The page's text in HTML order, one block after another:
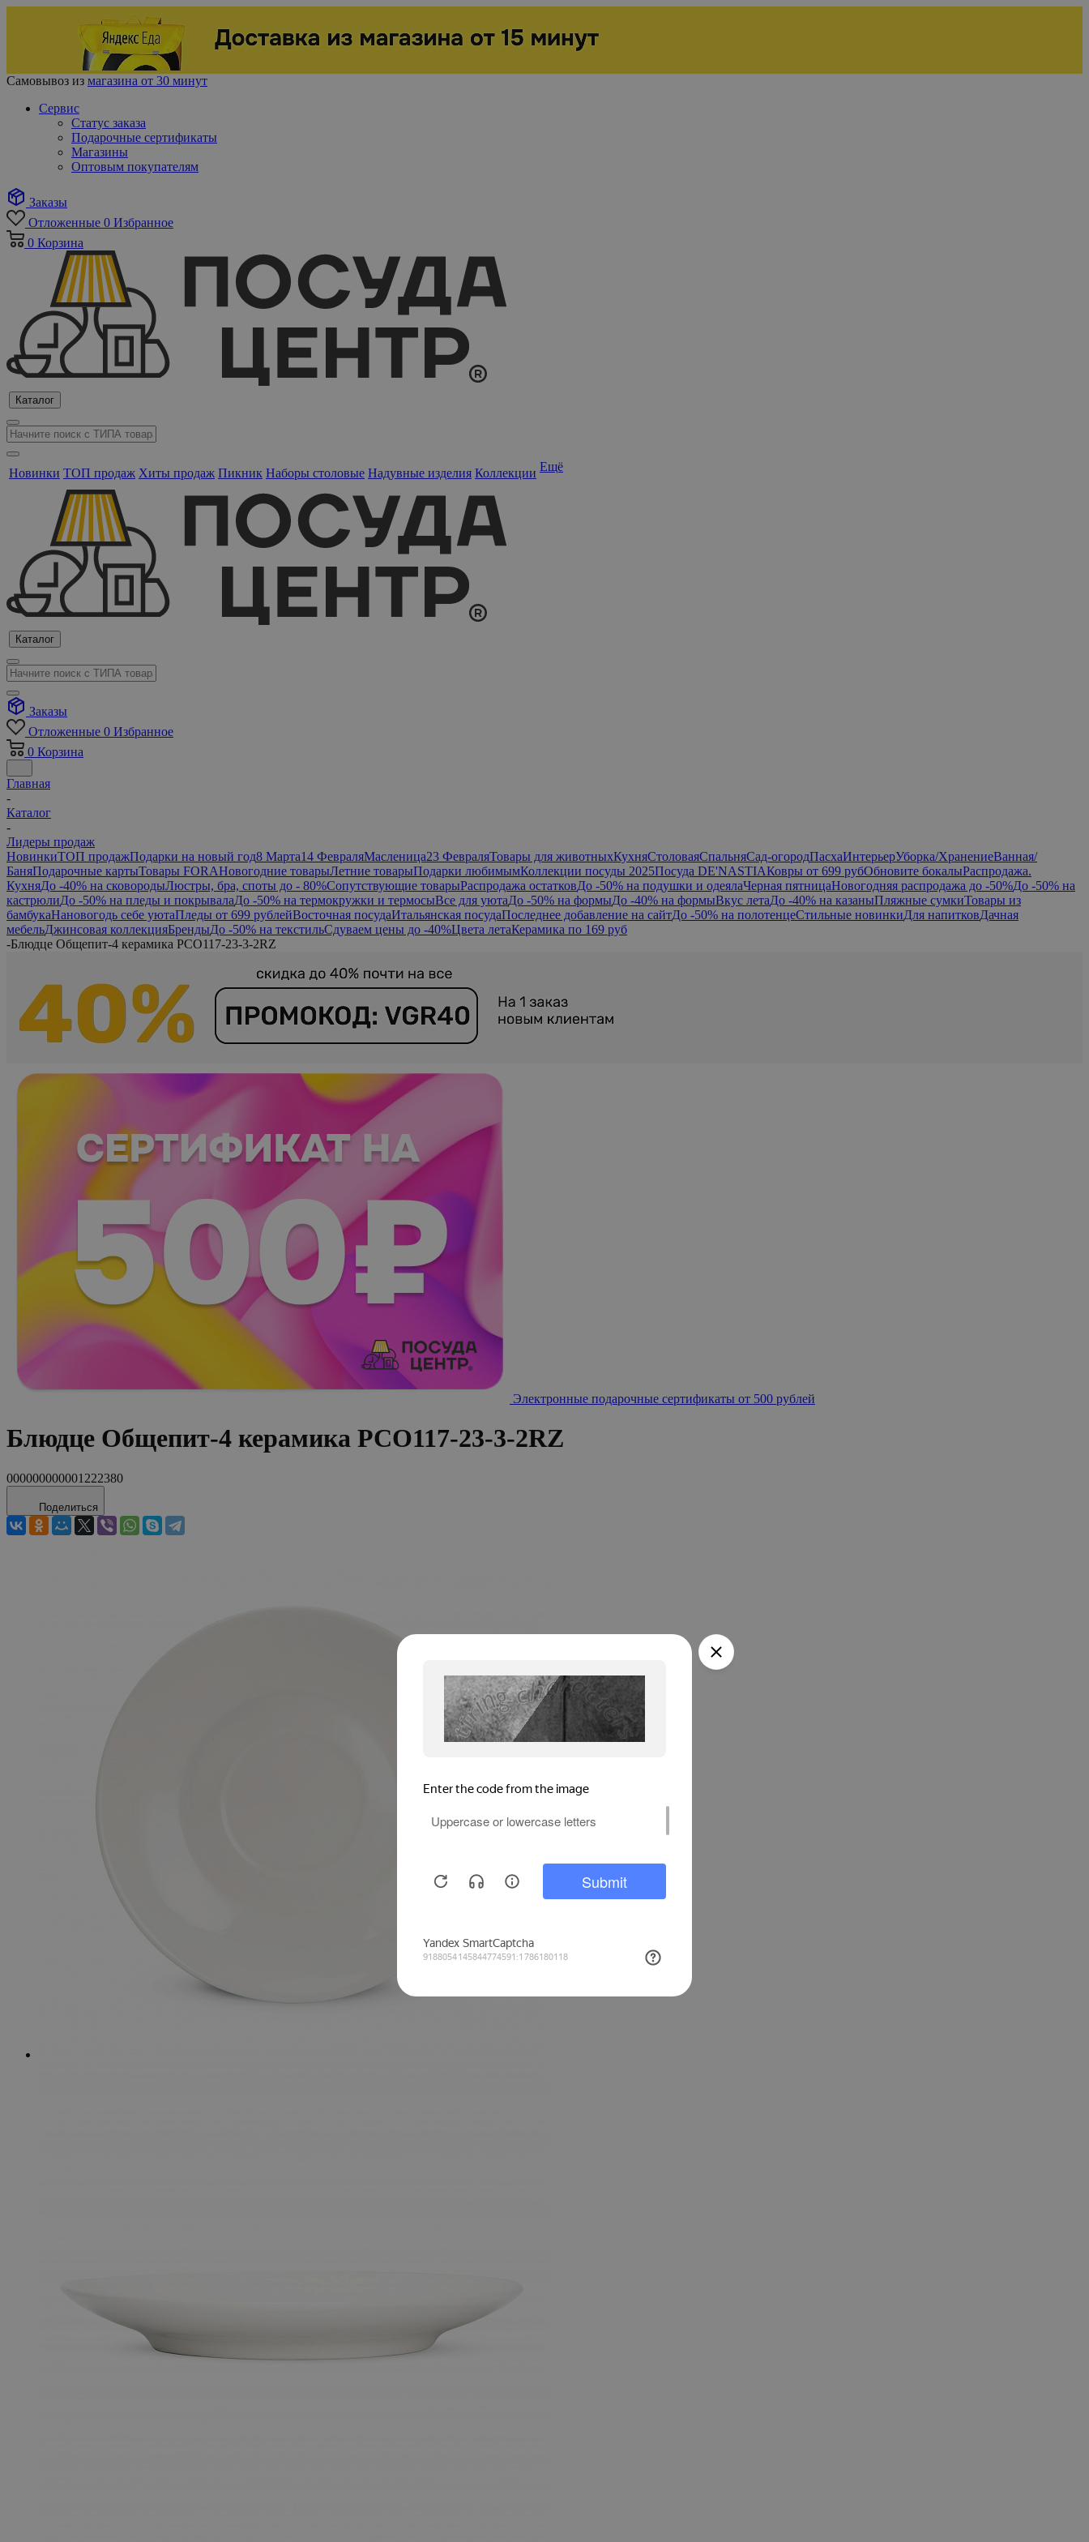
Самовывоз из магазина от 30 минут
Сервис
Статус заказа
Подарочные сертификаты
Магазины
Оптовым покупателям
Заказы
Отложенные 0 Избранное
0 Корзина
Каталог
Новинки ТОП продаж Хиты продаж Пикник Наборы столовые Надувные изделия Коллекции Ещё
Каталог
Заказы
Отложенные 0 Избранное
0 Корзина
Главная
-
Каталог
-
Лидеры продаж
НовинкиТОП продажПодарки на новый год8 Марта14 ФевраляМасленица23 ФевраляТовары для животныхКухняСтоловаяСпальняСад-огородПасхаИнтерьерУборка/ХранениеВанная/
БаняПодарочные картыТовары FORAНовогодние товарыЛетние товарыПодарки любимымКоллекции посуды 2025Посуда DE'NASTIAКовры от 699 рубОбновите бокалыРаспродажа.
КухняДо -40% на сковородыЛюстры, бра, споты до - 80%Сопутствующие товарыРаспродажа остатковДо -50% на подушки и одеялаЧерная пятницаНовогодняя распродажа до -50%До -50% на
кастрюлиДо -50% на пледы и покрывалаДо -50% на термокружки и термосыВсе для уютаДо -50% на формыДо -40% на формыВкус летаДо -40% на казаныПляжные сумкиТовары из
бамбукаНановогодь себе уютаПледы от 699 рублейВосточная посудаИтальянская посудаПоследнее добавление на сайтДо -50% на полотенцеСтильные новинкиДля напитковДачная
мебельДжинсовая коллекцияБрендыДо -50% на текстильСдуваем цены до -40%Цвета летаКерамика по 169 руб
-Блюдце Общепит-4 керамика PCO117-23-3-2RZ
Электронные подарочные сертификаты от 500 рублей
Блюдце Общепит-4 керамика PCO117-23-3-2RZ
000000000001222380
Поделиться